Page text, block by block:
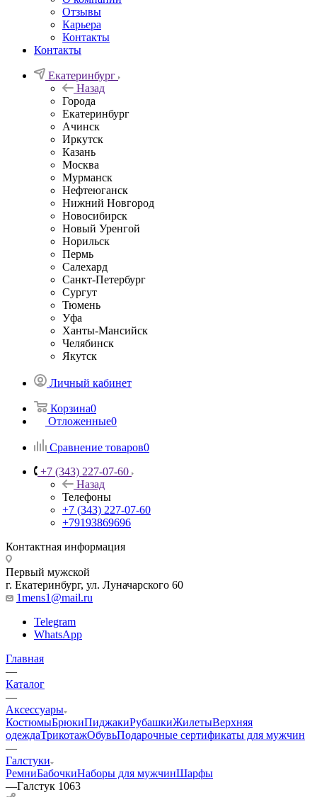
Отзывы
Карьера
Контакты
Контакты
Екатеринбург
Назад
Города
Екатеринбург
Ачинск
Иркутск
Казань
Москва
Мурманск
Нефтеюганск
Нижний Новгород
Новосибирск
Новый Уренгой
Норильск
Пермь
Салехард
Санкт-Петербург
Сургут
Тюмень
Уфа
Ханты-Мансийск
Челябинск
Якутск
Личный кабинет
Корзина0
Отложенные0
Сравнение товаров0
+7 (343) 227-07-60
Назад
Телефоны
+7 (343) 227-07-60
+79193869696
Контактная информация
Первый мужской
г. Екатеринбург, ул. Луначарского 60
1mens1@mail.ru
Telegram
WhatsApp
Главная
—
Каталог
—
Аксессуары
КостюмыБрюкиПиджакиРубашкиЖилетыВерхняя
одеждаТрикотажОбувьПодарочные сертификаты для мужчин
—
Галстуки
РемниБабочкиНаборы для мужчинШарфы
—Галстук 1063